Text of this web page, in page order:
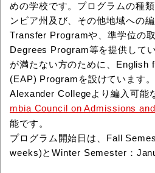
めの学校です。プログラムの種
ンビア州及び、その他地域への
Transfer Programや、準学位の
Degrees Program等を提供して
が満たない方のために、English
(EAP) Programを設けています。
Alexander Collegeより編入可能
mbia Council on Admissions
能です。
プログラム開始日は、Fall
weeks)とWinter Semester：